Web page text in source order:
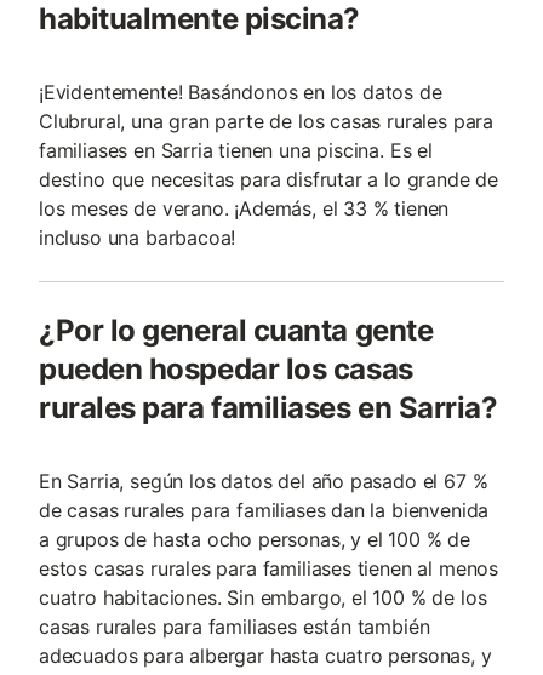
habitualmente piscina?
¡Evidentemente! Basándonos en los datos de
Clubrural, una gran parte de los casas rurales para
familiases en Sarria tienen una piscina. Es el
destino que necesitas para disfrutar a lo grande de
los meses de verano. ¡Además, el 33 % tienen
incluso una barbacoa!
¿Por lo general cuanta gente
pueden hospedar los casas
rurales para familiases en Sarria?
En Sarria, según los datos del año pasado el 67 %
de casas rurales para familiases dan la bienvenida
a grupos de hasta ocho personas, y el 100 % de
estos casas rurales para familiases tienen al menos
cuatro habitaciones. Sin embargo, el 100 % de los
casas rurales para familiases están también
adecuados para albergar hasta cuatro personas, y